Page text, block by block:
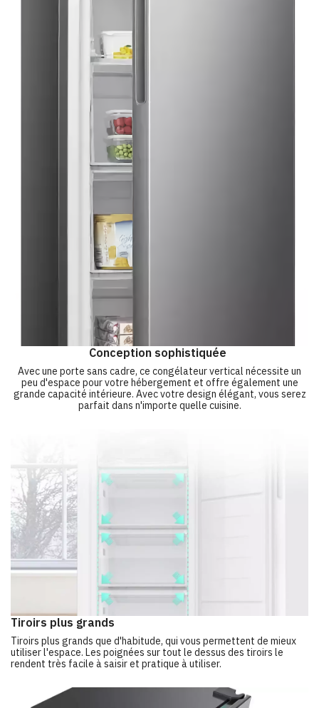
Conception sophistiquée
Avec une porte sans cadre, ce congélateur vertical nécessite un
peu d'espace pour votre hébergement et offre également une
grande capacité intérieure. Avec votre design élégant, vous serez
parfait dans n'importe quelle cuisine.
Tiroirs plus grands
Tiroirs plus grands que d'habitude, qui vous permettent de mieux
utiliser l'espace. Les poignées sur tout le dessus des tiroirs le
rendent très facile à saisir et pratique à utiliser.